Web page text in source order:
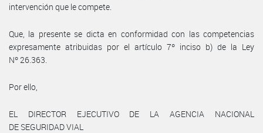
intervención que le compete.
Que, la presente se dicta en conformidad con las competencias
expresamente atribuidas por el artículo 7º inciso b) de la Ley
Nº 26.363.
Por ello,
EL DIRECTOR EJECUTIVO DE LA AGENCIA NACIONAL
DE SEGURIDAD VIAL